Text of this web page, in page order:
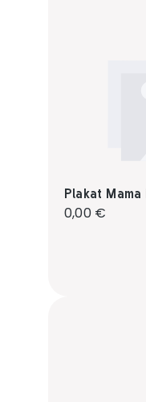
Plakat
Regulärer
0,00 €